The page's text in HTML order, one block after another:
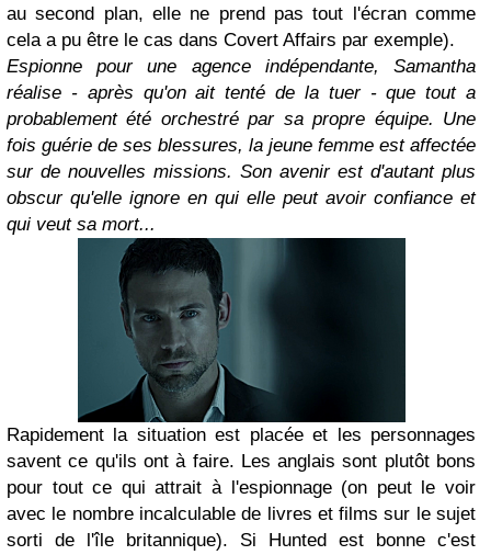
au second plan, elle ne prend pas tout l'écran comme
cela a pu être le cas dans Covert Affairs par exemple).
Espionne pour une agence indépendante, Samantha
réalise - après qu'on ait tenté de la tuer - que tout a
probablement été orchestré par sa propre équipe. Une
fois guérie de ses blessures, la jeune femme est affectée
sur de nouvelles missions. Son avenir est d'autant plus
obscur qu'elle ignore en qui elle peut avoir confiance et
qui veut sa mort...
Rapidement la situation est placée et les personnages
savent ce qu'ils ont à faire. Les anglais sont plutôt bons
pour tout ce qui attrait à l'espionnage (on peut le voir
avec le nombre incalculable de livres et films sur le sujet
sorti de l'île britannique). Si Hunted est bonne c'est